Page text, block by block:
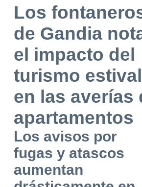
Los
de Gandia
el impacto del
turismo estival
en las averías
apartamentos
Los avisos por
fugas y atascos
aumentan